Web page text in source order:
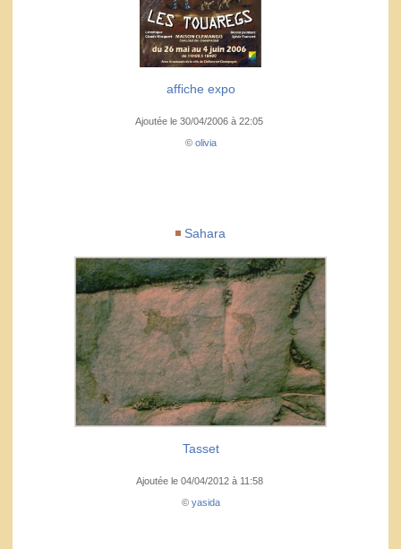
affiche expo
Ajoutée le 30/04/2006 à 22:05
© olivia
Sahara
Tasset
Ajoutée le 04/04/2012 à 11:58
© yasida